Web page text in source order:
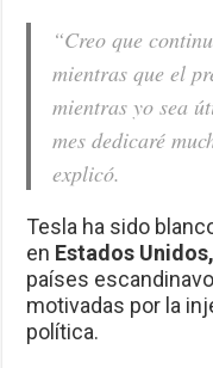
“Creo que
mientras que el
mientras yo sea
mes dedicaré
explicó.
Tesla ha sido
en Estados
países
motivadas por la
política.